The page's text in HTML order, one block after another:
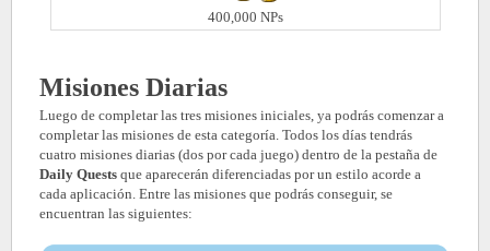
400,000 NPs
Misiones Diarias
Luego de completar las tres misiones iniciales, ya podrás comenzar a
completar las misiones de esta categoría. Todos los días tendrás
cuatro misiones diarias (dos por cada juego) dentro de la pestaña de
Daily Quests que aparecerán diferenciadas por un estilo acorde a
cada aplicación. Entre las misiones que podrás conseguir, se
encuentran las siguientes: